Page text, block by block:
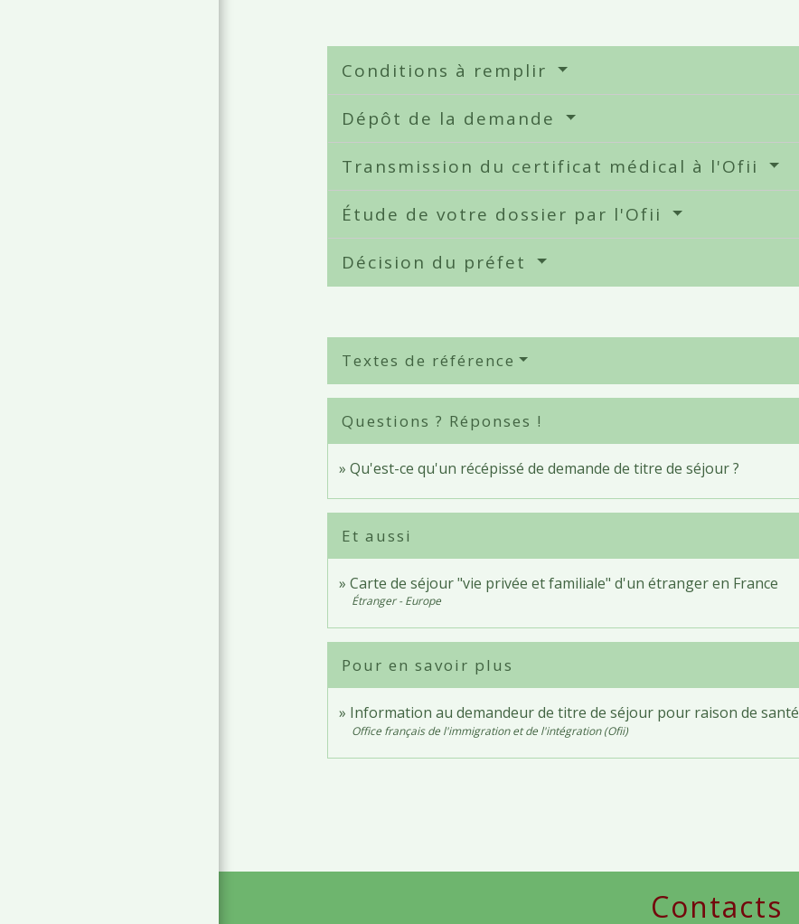
Conditions à remplir
Dépôt de la demande
Transmission du certificat médical à l'Ofii
Étude de votre dossier par l'Ofii
Décision du préfet
Textes de référence
Questions ? Réponses !
Qu'est-ce qu'un récépissé de demande de titre de séjour ?
Et aussi
Carte de séjour "vie privée et familiale" d'un étranger en France
Étranger - Europe
Pour en savoir plus
Information au demandeur de titre de séjour pour raison de santé
Office français de l'immigration et de l'intégration (Ofii)
Contacts